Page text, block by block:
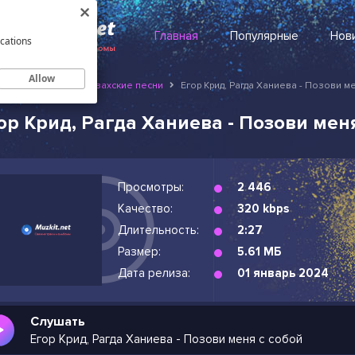
Главная Популярные
Русские и казахские песни Егор Крид, Рагда Ханиева - Позови
Крид, Рагда Ханиева - Позови
Просмотры:
2 446
Качество:
320 kbps
Длительность:
2:27
Размер:
5.61 МБ
Дата релиза:
01 январь 2024
Слушать
Егор Крид, Рагда Ханиева - Позови меня с собой
Allow